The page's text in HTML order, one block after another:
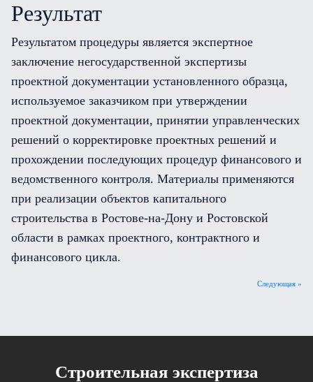
Результат
Результатом процедуры является экспертное
заключение негосударственной экспертизы
проектной документации установленного образца,
используемое заказчиком при утверждении
проектной документации, принятии управленческих
решений о корректировке проектных решений и
прохождении последующих процедур финансового и
ведомственного контроля. Материалы применяются
при реализации объектов капитального
строительства в Ростове-на-Дону и Ростовской
области в рамках проектного, контрактного и
финансового цикла.
Следующая »
Cтроительная экспертиза